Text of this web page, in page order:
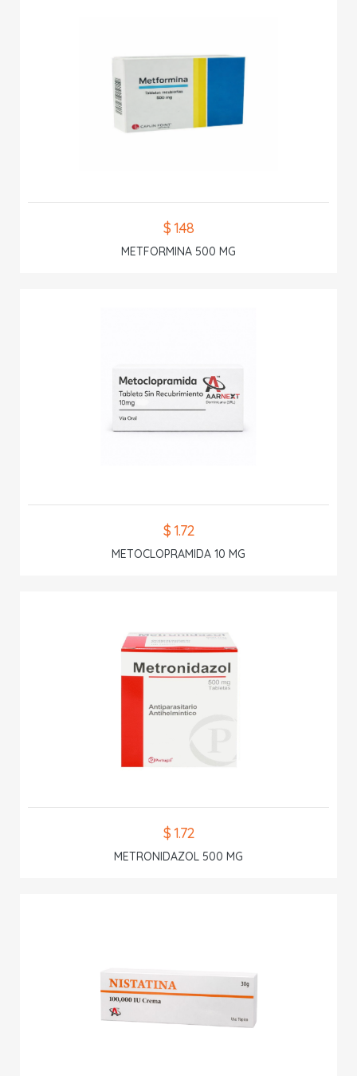
$ 1.48
METFORMINA 500 MG
$ 1.72
METOCLOPRAMIDA 10 MG
$ 1.72
METRONIDAZOL 500 MG